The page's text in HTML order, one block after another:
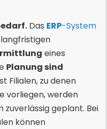
Das ERP-System
eines
Planung sind
Filialen, zu denen
vorliegen, werden
zuverlässig geplant. Bei
können